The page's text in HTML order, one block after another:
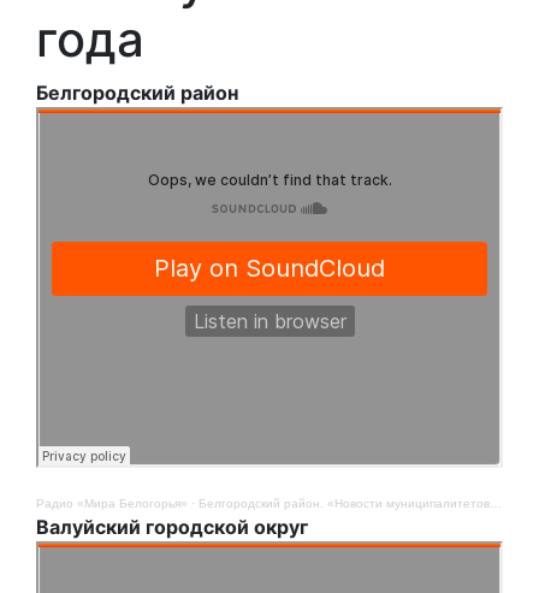
года
Белгородский район
Радио «Мира Белогорья» · Белгородский район. «Новости муниципалитетов». 12 августа
Валуйский городской округ